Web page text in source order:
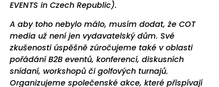
EVENTS in Czech Republic).
A aby toho nebylo málo, musím dodat, že COT
media už není jen vydavatelský dům. Své
zkušenosti úspěšně zúročujeme také v oblasti
pořádání B2B eventů, konferencí, diskusních
snídaní, workshopů či golfových turnajů.
Organizujeme společenské akce, které přispívají